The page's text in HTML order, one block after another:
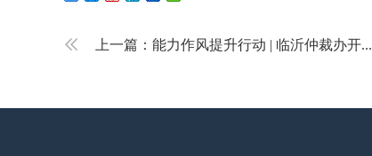
上一篇： 能力作风提升行动 | 临沂仲裁办开...